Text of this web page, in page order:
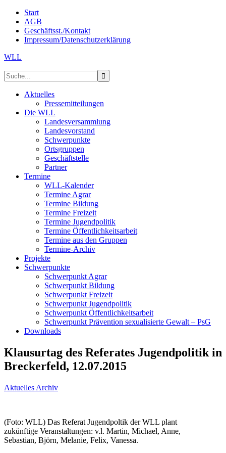
Start
AGB
Geschäftsst./Kontakt
Impressum/Datenschutzerklärung
WLL
Aktuelles
Pressemitteilungen
Die WLL
Landesversammlung
Landesvorstand
Schwerpunkte
Ortsgruppen
Geschäftstelle
Partner
Termine
WLL-Kalender
Termine Agrar
Termine Bildung
Termine Freizeit
Termine Jugendpolitik
Termine Öffentlichkeitsarbeit
Termine aus den Gruppen
Termine-Archiv
Projekte
Schwerpunkte
Schwerpunkt Agrar
Schwerpunkt Bildung
Schwerpunkt Freizeit
Schwerpunkt Jugendpolitik
Schwerpunkt Öffentlichkeitsarbeit
Schwerpunkt Prävention sexualisierte Gewalt – PsG
Downloads
Klausurtag des Referates Jugendpolitik in
Breckerfeld, 12.07.2015
Aktuelles Archiv
(Foto: WLL) Das Referat Jugendpoltik der WLL plant
zukünftige Veranstaltungen: v.l. Martin, Michael, Anne,
Sebastian, Björn, Melanie, Felix, Vanessa.